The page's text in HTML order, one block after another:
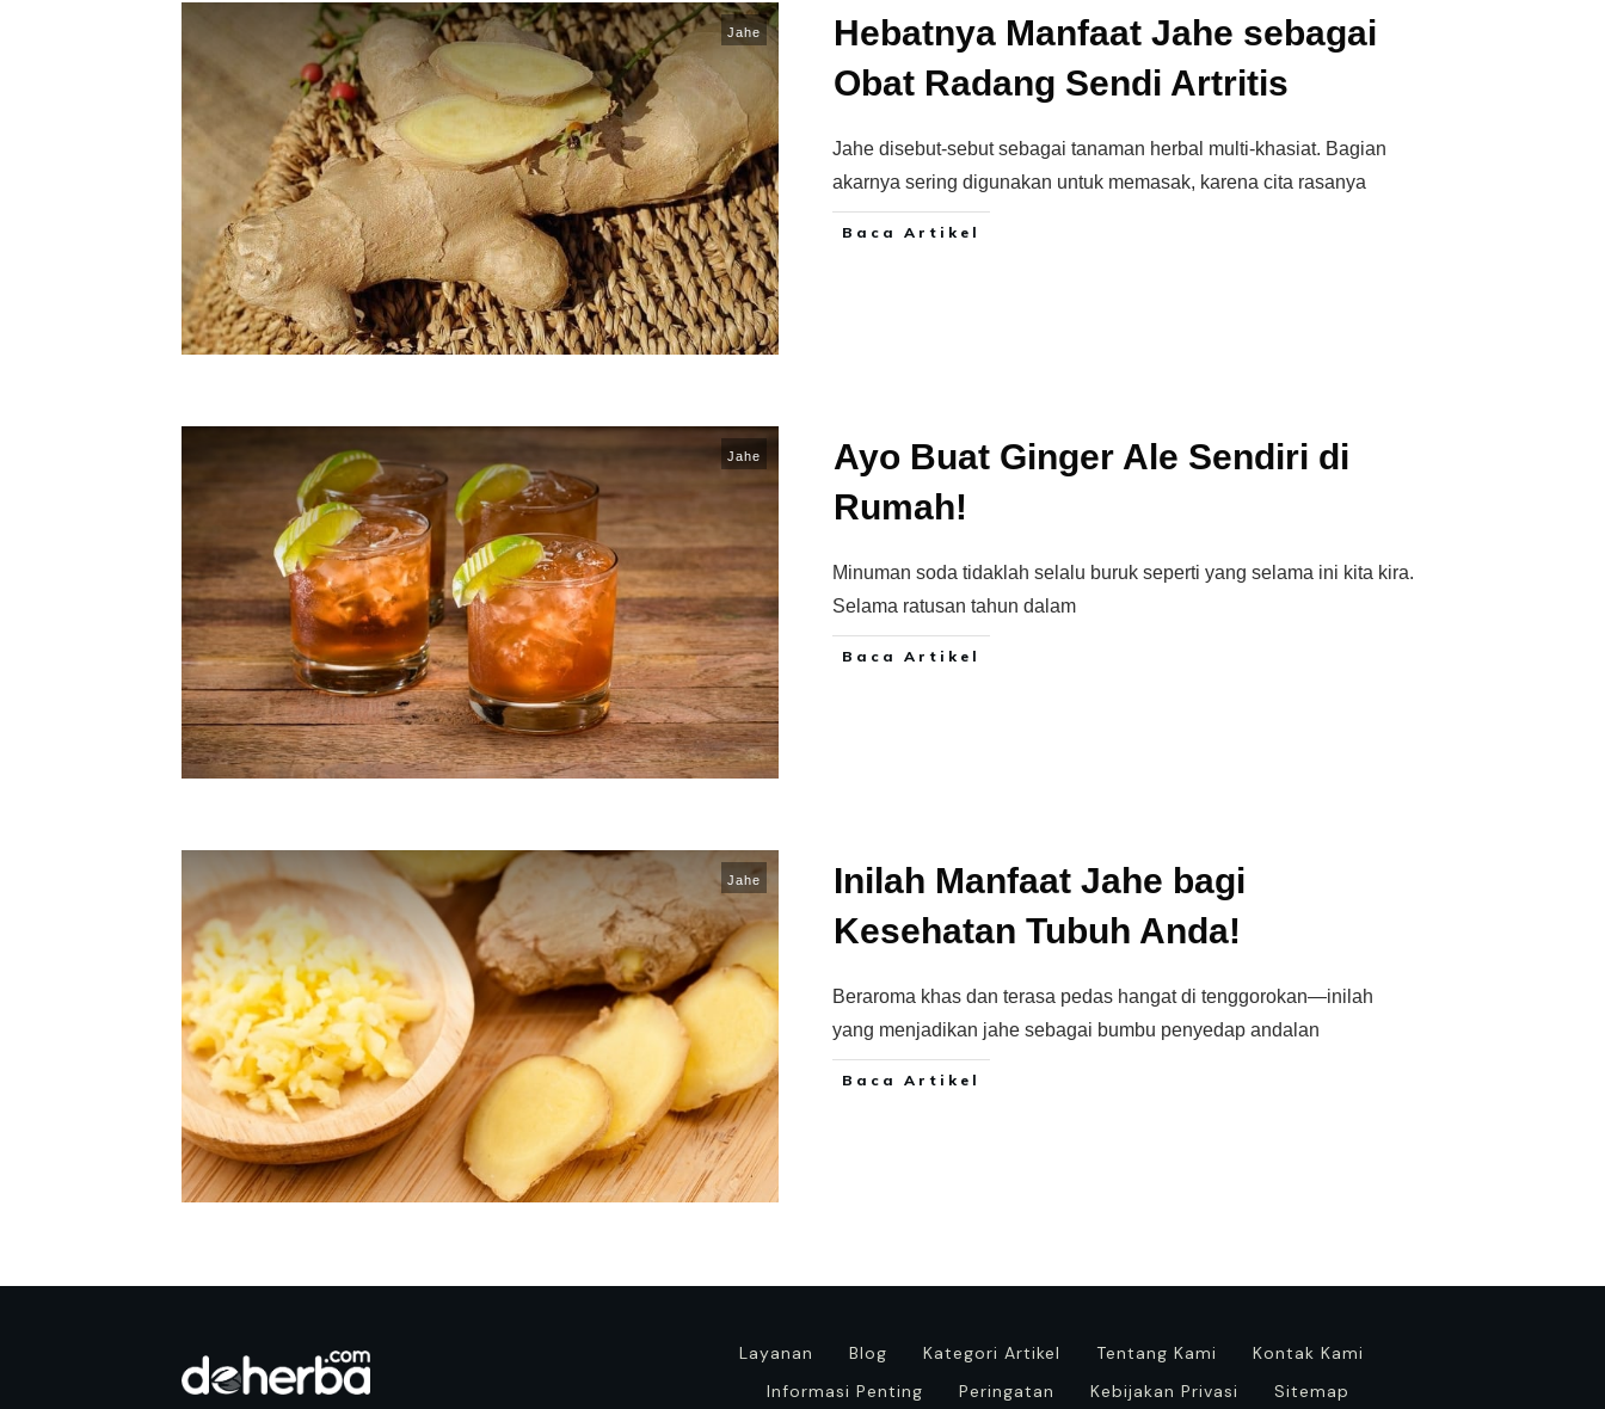
Jahe
Hebatnya Manfaat Jahe sebagai
Obat Radang Sendi Artritis
Jahe disebut-sebut sebagai tanaman herbal multi-khasiat. Bagian
akarnya sering digunakan untuk memasak, karena cita rasanya
Baca Artikel
Jahe
Ayo Buat Ginger Ale Sendiri di
Rumah!
Minuman soda tidaklah selalu buruk seperti yang selama ini kita kira.
Selama ratusan tahun dalam
Baca Artikel
Jahe
Inilah Manfaat Jahe bagi
Kesehatan Tubuh Anda!
Beraroma khas dan terasa pedas hangat di tenggorokan—inilah
yang menjadikan jahe sebagai bumbu penyedap andalan
Baca Artikel
Layanan Blog Kategori Artikel Tentang Kami
Kontak Kami
Informasi Penting
Peringatan Kebijakan Privasi Sitemap